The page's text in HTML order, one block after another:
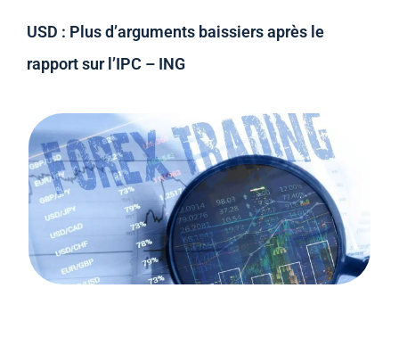
USD : Plus d’arguments baissiers après le
rapport sur l’IPC – ING